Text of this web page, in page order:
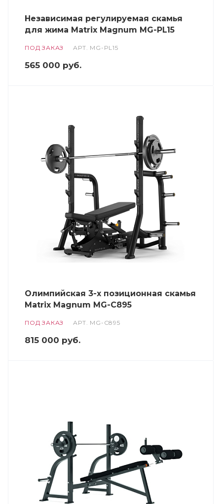
Независимая регулируемая скамья
для жима Matrix Magnum MG-PL15
ПОД ЗАКАЗ АРТ. MG-PL15
565 000 руб.
Олимпийская 3-х позиционная скамья
Matrix Magnum MG-C895
ПОД ЗАКАЗ АРТ. MG-C895
815 000 руб.